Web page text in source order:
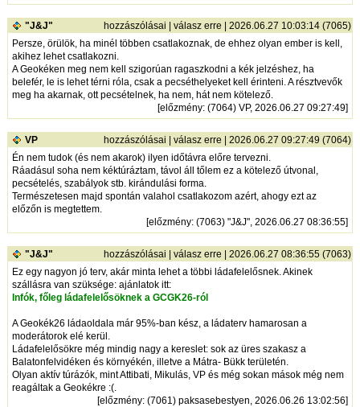
"J&J" hozzászólásai |válasz erre | 2026.06.27 10:03:14 (7065)
Persze, örülök, ha minél többen csatlakoznak, de ehhez olyan ember is kell,
akihez lehet csatlakozni.
A Geokéken meg nem kell szigorúan ragaszkodni a kék jelzéshez, ha
belefér, le is lehet térni róla, csak a pecséthelyeket kell érinteni. A résztvevők
meg ha akarnak, ott pecsételnek, ha nem, hát nem kötelező.
[előzmény: (7064) VP, 2026.06.27 09:27:49]
VP hozzászólásai |válasz erre | 2026.06.27 09:27:49 (7064)
Én nem tudok (és nem akarok) ilyen időtávra előre tervezni.
Ráadásul soha nem kéktúráztam, távol áll tőlem ez a kötelező útvonal,
pecsételés, szabályok stb. kirándulási forma.
Természetesen majd spontán valahol csatlakozom azért, ahogy ezt az
előzőn is megtettem.
[előzmény: (7063) "J&J", 2026.06.27 08:36:55]
"J&J" hozzászólásai |válasz erre | 2026.06.27 08:36:55 (7063)
Ez egy nagyon jó terv, akár minta lehet a többi ládafelelősnek. Akinek
szállásra van szüksége: ajánlatok itt:
Infók, főleg ládafelelősöknek a GCGK26-ról
A Geokék26 ládaoldala már 95%-ban kész, a ládaterv hamarosan a
moderátorok elé kerül.
Ládafelelősökre még mindig nagy a kereslet: sok az üres szakasz a
Balatonfelvidéken és környékén, illetve a Mátra- Bükk területén.
Olyan aktív túrázók, mint Attibati, Mikulás, VP és még sokan mások még nem
reagáltak a Geokékre :(.
[előzmény: (7061) paksasebestyen, 2026.06.26 13:02:56]